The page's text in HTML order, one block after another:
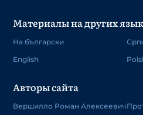
Материалы на других
На български
English
Авторы сайта
Вершилло Роман Алексеевич